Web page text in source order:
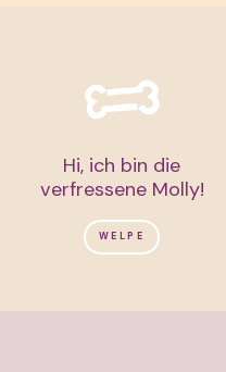
Hi, ich bin die
verfressene Molly!
WELPE